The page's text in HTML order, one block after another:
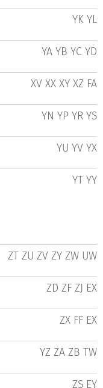
YK YL
YA YB YC YD
XV XX XY XZ FA
YN YP YR YS
YU YV YX
YT YY
ZT ZU ZV ZY ZW UW
ZD ZF ZJ EX
ZX FF EX
YZ ZA ZB TW
ZS EY